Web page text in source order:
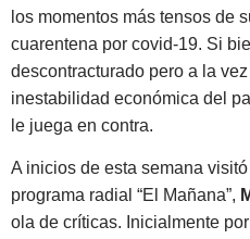
los momentos más tensos de
cuarentena por covid-19. Si
descontracturado pero a la
inestabilidad económica del
le juega en contra.
A inicios de esta semana
programa radial “El Mañana”,
ola de críticas. Inicialmente